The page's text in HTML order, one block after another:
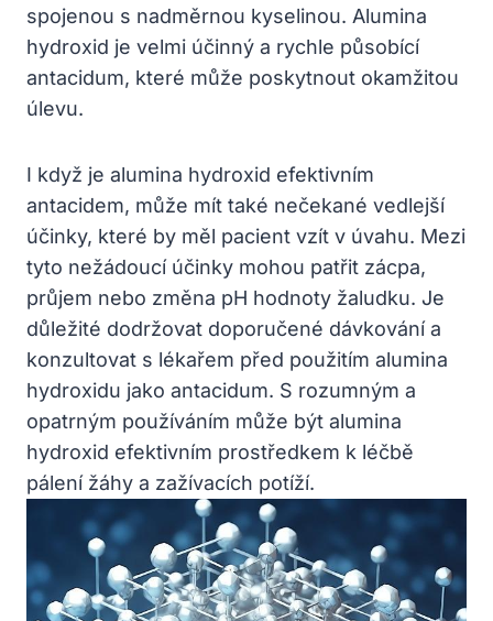
spojenou s nadměrnou kyselinou. Alumina
hydroxid je velmi účinný a rychle působící
antacidum, které může poskytnout okamžitou
úlevu.
I když je alumina hydroxid efektivním
antacidem, může mít také nečekané vedlejší
účinky, které by měl pacient vzít v úvahu. Mezi
tyto nežádoucí účinky mohou patřit zácpa,
průjem nebo změna pH hodnoty žaludku. Je
důležité dodržovat doporučené dávkování a
konzultovat s lékařem před použitím alumina
hydroxidu jako antacidum. S rozumným a
opatrným používáním může být alumina
hydroxid efektivním prostředkem k léčbě
pálení žáhy a zažívacích potíží.